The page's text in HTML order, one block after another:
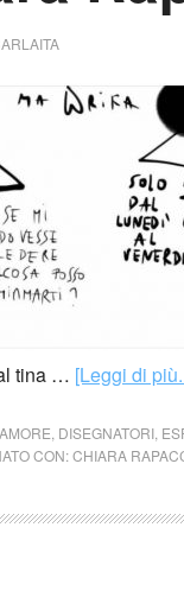
tina … [Leggi di
AMORE DISEGNATORI
CON:CHIARA